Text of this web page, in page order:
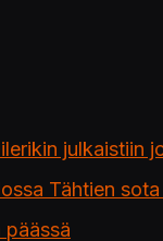
julkaistiin
Tähtien